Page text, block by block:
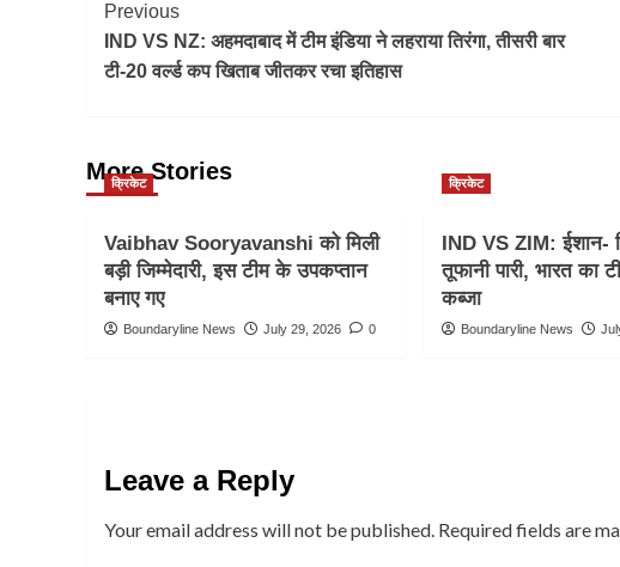
Post
Navigation
Previous
IND VS NZ: अहमदाबाद में टीम इंडिया ने लहराया तिरंगा, तीसरी बार
टी-20 वर्ल्ड कप खिताब जीतकर रचा इतिहास
More Stories
क्रिकेट
Vaibhav Sooryavanshi को मिली
बड़ी जिम्मेदारी, इस टीम के उपकप्तान
बनाए गए
Boundaryline News July 29, 2026 0
क्रिकेट
IND VS ZIM: ईशान-
तूफानी पारी, भारत का
कब्जा
Boundaryline News
Leave a Reply
Your email address will not be published. Required fields are